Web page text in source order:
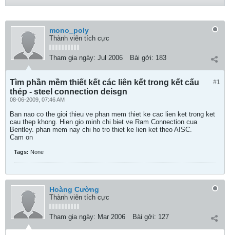
mono_poly
Thành viên tích cực
Tham gia ngày: Jul 2006 Bài gởi: 183
#1
Tìm phần mềm thiết kết các liên kết trong kết cấu
thép - steel connection deisgn
08-06-2009, 07:46 AM
Ban nao co the gioi thieu ve phan mem thiet ke cac lien ket trong ket
cau thep khong. Hien gio minh chi biet ve Ram Connection cua
Bentley. phan mem nay chi ho tro thiet ke lien ket theo AISC.
Cam on
Tags: None
Hoàng Cường
Thành viên tích cực
Tham gia ngày: Mar 2006 Bài gởi: 127